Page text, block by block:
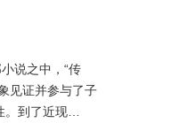
说之中，“传
见证并参与了子
。到了近现